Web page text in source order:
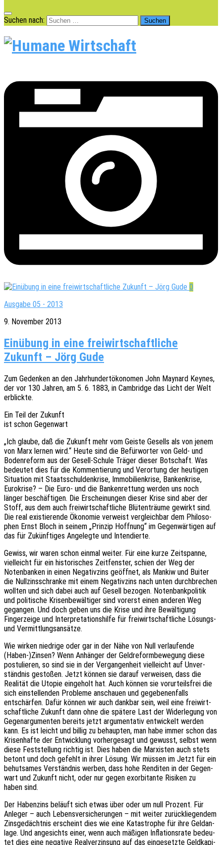
Suchen nach:
0
Ausgabe 05 - 2013
9. November 2013
Einübung in eine freiwirtschaftliche
Zukunft – Jörg Gude
Zum Geden­ken an den Jahr­hun­dertöko­no­men John Maynard Keynes,
der vor 130 Jahren, am 5. 6. 1883, in Cambridge das Licht der Welt
erblickte.
Ein Teil der Zukunft
ist schon Gegenwart
„Ich glaube, daß die Zukunft mehr vom Geiste Gesells als von jenem
von Marx lernen wird.“ Heute sind die Befür­wor­ter von Geld- und
Boden­re­form aus der Gesell-Schule Träger dieser Botschaft. Was
bedeu­tet dies für die Kommen­tie­rung und Veror­tung der heuti­gen
Situa­ti­on mit Staats­schul­den­kri­se, Immo­bi­li­en­kri­se, Banken­kri­se,
Euro­kri­se? – Die Euro- und die Banken­ret­tung werden uns noch
länger beschäf­ti­gen. Die Erschei­nun­gen dieser Krise sind aber der
Stoff, aus dem auch frei­wirt­schaft­li­che Blüten­träu­me gewirkt sind.
Die real exis­tie­ren­de Ökono­mie verweist vergleich­bar dem Philo­so­
phen Ernst Bloch in seinem „Prin­zip Hoff­nung“ im Gegen­wär­ti­gen auf
das für Zukünf­ti­ges Ange­leg­te und Intendierte.
Gewiss, wir waren schon einmal weiter. Für eine kurze Zeit­span­ne,
viel­leicht für ein histo­ri­sches Zeit­fens­ter, schien der Weg der
Noten­ban­ken in einen Nega­tiv­zins geöff­net, als Mankiw und Buiter
die Null­zins­schran­ke mit einem Nega­tiv­zins nach unten durch­bre­chen
woll­ten und sich dabei auch auf Gesell bezo­gen. Noten­bank­po­li­tik
und poli­ti­sche Krisen­be­wäl­ti­ger sind vorerst einen ande­ren Weg
gegan­gen. Und doch geben uns die Krise und ihre Bewäl­ti­gung
Finger­zei­ge und Inter­pre­ta­ti­ons­hil­fe für frei­wirt­schaft­li­che Lösungs-
und Vermittlungsansätze.
Wie wirken nied­ri­ge oder gar in der Nähe von Null verlau­fen­de
(Haben-)Zinsen? Wenn Anhän­ger der Geld­re­form­be­we­gung diese
postu­lie­ren, so sind sie in der Vergan­gen­heit viel­leicht auf Unver­
ständ­nis gesto­ßen. Jetzt können sie darauf verwei­sen, dass die
Reali­tät die Utopie einge­holt hat. Auch können sie vorur­teils­frei die
sich einstel­len­den Proble­me anschau­en und gege­be­nen­falls
entschär­fen. Dafür können wir auch dank­bar sein, weil eine frei­wirt­
schaft­li­che Zukunft dann ohne die späte­re Last der Wider­le­gung von
Gegen­ar­gu­men­ten bereits jetzt argu­men­ta­tiv entwi­ckelt werden
kann. Es ist leicht und billig zu behaup­ten, man habe immer schon das
Krisen­haf­te der Entwick­lung vorher­ge­sagt und gewusst, selbst wenn
diese Fest­stel­lung rich­tig ist. Dies haben die Marxis­ten auch stets
betont und doch gefehlt in ihrer Lösung. Wir müssen im Jetzt für ein
behut­sa­mes Verständ­nis werben, dass hohe Rendi­ten in der Gegen­
wart und Zukunft nicht, oder nur gegen exor­bi­tan­te Risi­ken zu
haben sind.
Der Haben­zins beläuft sich etwas über oder um null Prozent. Für
Anle­ger – auch Lebens­ver­si­che­run­gen – mit weiter zurück­lie­gen­dem
Zins­ge­dächt­nis erscheint dies wie eine Kata­stro­phe für ihre Geld­an­
la­ge. Und ange­sichts einer, wenn auch mäßi­gen Infla­ti­ons­ra­te bedeu­
tet dies eine nega­ti­ve Real­ver­zin­sung auf das einge­setz­te Geld­ka­pi­